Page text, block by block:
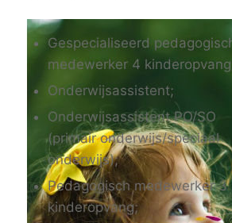
Gespecialiseerd
medewerker 4
Onderwijsassistent;
Onderwijsassistent PO/SO
(primair onderwijs/speciaal
onderwijs);
Pedagogisch medewerker 3
kinderopvang;